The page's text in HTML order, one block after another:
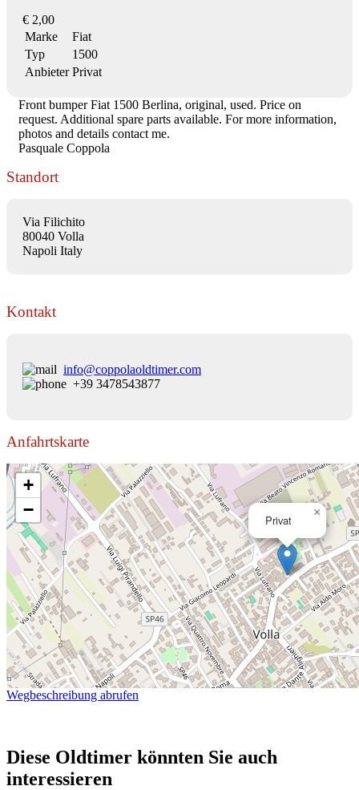
€ 2,00
Marke
Fiat
Typ
1500
Anbieter Privat
Front bumper Fiat 1500 Berlina, original, used. Price on
request. Additional spare parts available. For more information,
photos and details contact me.
Pasquale Coppola
Standort
Via Filichito
80040 Volla
Napoli Italy
Kontakt
info@coppolaoldtimer.com
+39 3478543877
Anfahrtskarte
Privat
×
+
−
Wegbeschreibung abrufen
Diese Oldtimer könnten Sie auch
interessieren